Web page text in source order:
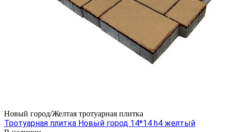
Новый город/Желтая тротуарная плитка
Тротуарная плитка Новый город 14*14 h4 желтый